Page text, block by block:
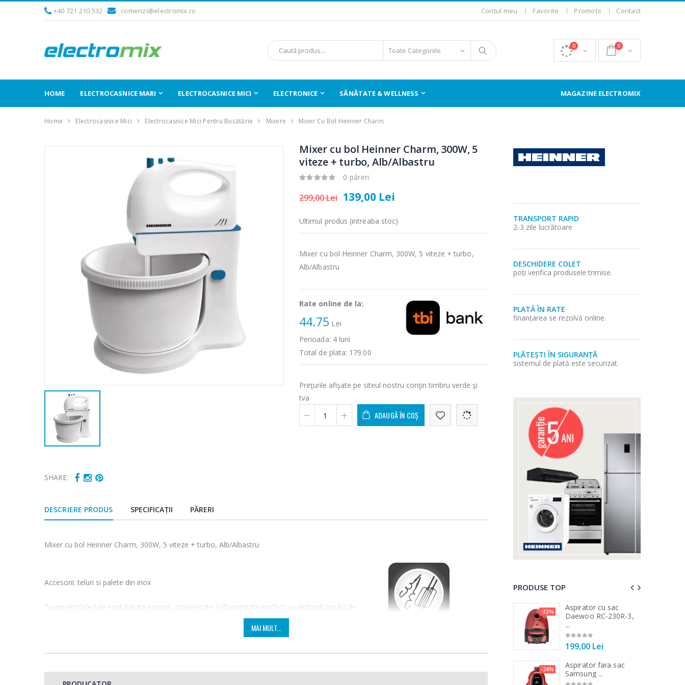
+40 721 210 532 comenzi@electromix.ro Contul meu Favorite Promoții Contact
0 0
HOME ELECTROCASNICE MARI ELECTROCASNICE MICI ELECTRONICE SĂNĂTATE & WELLNESS MAGAZINE ELECTROMIX
Home Electrocasnice Mici Electrocasnice Mici Pentru Bucătărie Mixere Mixer Cu Bol Heinner Charm
SHARE:
Mixer cu bol Heinner Charm, 300W, 5
viteze + turbo, Alb/Albastru
0 păreri
299,00 Lei 139,00 Lei
Ultimul produs (intreaba stoc)
Mixer cu bol Heinner Charm, 300W, 5 viteze + turbo,
Alb/Albastru
Rate online de la:
44.75 Lei
Perioada: 4luni
Total de plata: 179.00
Preţurile afişate pe siteul nostru conţin timbru verde şi
tva
ADAUGĂ ÎN COȘ
DESCRIERE PRODUS SPECIFICAȚII PĂRERI
Mixer cu bol Heinner Charm, 300W, 5 viteze + turbo, Alb/Albastru
Accesorii: teluri si palete din inox
Toate retetele tale sunt batute spuma, amestecate si framantate perfect cu ajutorul setului de
accesorii: teluri si palete din inox care vin la pachet cu mixerul cu bol HEINNER HMB-350.
Preparatele preferate sunt gata in cateva secunde, scurtand considerabil timpul alocat gatitului.
Bol rotativ 2.5L
MAI MULT...
TRANSPORT RAPID
2-3 zile lucrătoare
DESCHIDERE COLET
poți verifica produsele trimise.
PLATĂ ÎN RATE
finanțarea se rezolvă online.
PLĂTEȘTI ÎN SIGURANȚĂ
sistemul de plată este securizat.
PRODUSE TOP
Fierbator electric cu
Bosch ...
Mixer vertical Heinner
Heinner ...
-33%
Aspirator cu sac
Daewoo RC-230R-3,
...
199,00 Lei
-24%
Aspirator fara sac
Samsung ...